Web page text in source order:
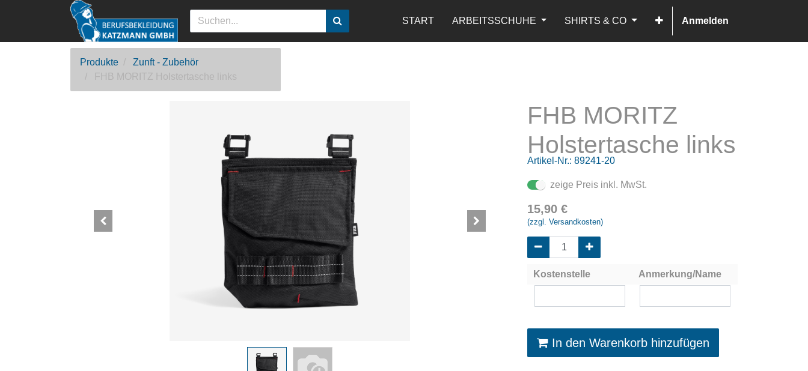
START ARBEITSSCHUHE SHIRTS & CO Anmelden
Produkte
Zunft - Zubehör
FHB MORITZ Holstertasche links
FHB MORITZ
Holstertasche links
Artikel-Nr.: 89241-20
zeige Preis inkl. MwSt.
15,90 €
(zzgl. Versandkosten)
Kostenstelle Anmerkung/Name
In den Warenkorb hinzufügen